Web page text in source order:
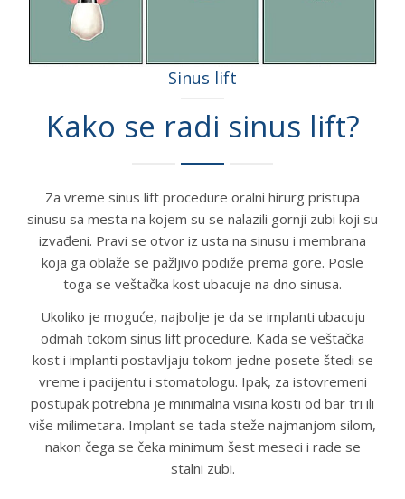
Sinus lift
Kako se radi sinus lift?
Za vreme sinus lift procedure oralni hirurg pristupa
sinusu sa mesta na kojem su se nalazili gornji zubi koji su
izvađeni. Pravi se otvor iz usta na sinusu i membrana
koja ga oblaže se pažljivo podiže prema gore. Posle
toga se veštačka kost ubacuje na dno sinusa.
Ukoliko je moguće, najbolje je da se implanti ubacuju
odmah tokom sinus lift procedure. Kada se veštačka
kost i implanti postavljaju tokom jedne posete štedi se
vreme i pacijentu i stomatologu. Ipak, za istovremeni
postupak potrebna je minimalna visina kosti od bar tri ili
više milimetara. Implant se tada steže najmanjom silom,
nakon čega se čeka minimum šest meseci i rade se
stalni zubi.